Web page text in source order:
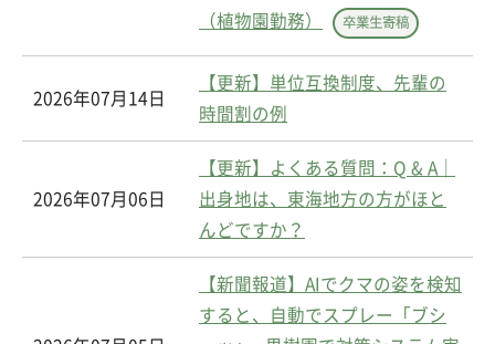
（植物園勤務）
卒業生寄稿
2026年07月14日
【更新】単位互換制度、先輩の
時間割の例
2026年07月06日
【更新】よくある質問：Q & A｜
出身地は、東海地方の方がほと
んどですか？
【新聞報道】AIでクマの姿を検知
すると、自動でスプレー「ブシ